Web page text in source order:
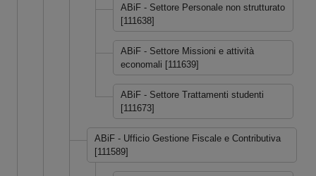
ABiF - Settore Personale non strutturato
[111638]
ABiF - Settore Missioni e attività
economali [111639]
ABiF - Settore Trattamenti studenti
[111673]
ABiF - Ufficio Gestione Fiscale e Contributiva
[111589]